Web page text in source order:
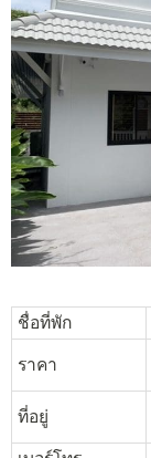
ชื่อที่พัก
ราคา
ที่อยู่